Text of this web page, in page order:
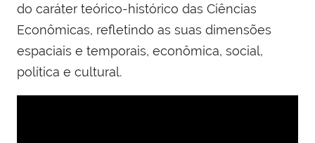
do caráter teórico-histórico das Ciências
Econômicas, refletindo as suas dimensões
espaciais e temporais, econômica, social,
política e cultural.